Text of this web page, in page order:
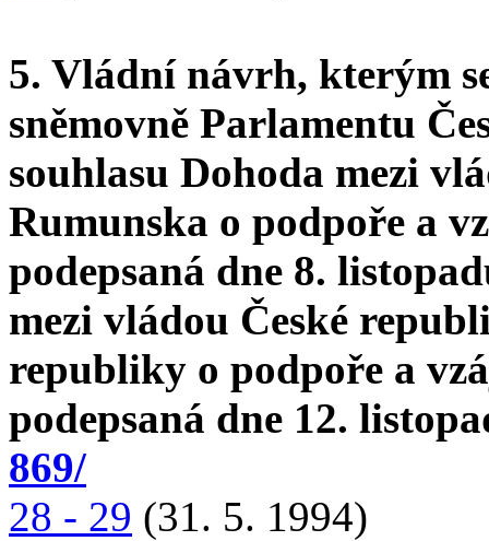
5. Vládní návrh, kterým
sněmovně Parlamentu
souhlasu Dohoda mezi
Rumunska o podpoře a
podepsaná dne 8.
mezi vládou České
republiky o podpoře a
podepsaná dne 12.
869/
28 - 29 (31. 5. 1994)